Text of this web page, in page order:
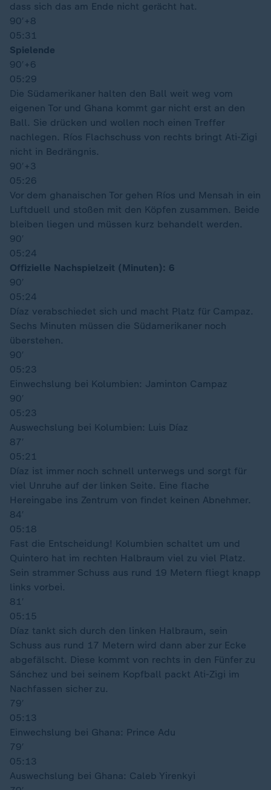
dass sich das am Ende nicht gerächt hat.
90′ +8
05:31
Spielende
90′ +6
05:29
Die Südamerikaner halten den Ball weit weg vom
eigenen Tor und Ghana kommt gar nicht erst an den
Ball. Sie drücken und wollen noch einen Treffer
nachlegen. Ríos Flachschuss von rechts bringt Ati-Zigi
nicht in Bedrängnis.
90′ +3
05:26
Vor dem ghanaischen Tor gehen Ríos und Mensah in ein
Luftduell und stoßen mit den Köpfen zusammen. Beide
bleiben liegen und müssen kurz behandelt werden.
90′
05:24
Offizielle Nachspielzeit (Minuten): 6
90′
05:24
Díaz verabschiedet sich und macht Platz für Campaz.
Sechs Minuten müssen die Südamerikaner noch
überstehen.
90′
05:23
Einwechslung bei Kolumbien: Jaminton Campaz
90′
05:23
Auswechslung bei Kolumbien: Luis Díaz
87′
05:21
Díaz ist immer noch schnell unterwegs und sorgt für
viel Unruhe auf der linken Seite. Eine flache
Hereingabe ins Zentrum von findet keinen Abnehmer.
84′
05:18
Fast die Entscheidung! Kolumbien schaltet um und
Quintero hat im rechten Halbraum viel zu viel Platz.
Sein strammer Schuss aus rund 19 Metern fliegt knapp
links vorbei.
81′
05:15
Díaz tankt sich durch den linken Halbraum, sein
Schuss aus rund 17 Metern wird dann aber zur Ecke
abgefälscht. Diese kommt von rechts in den Fünfer zu
Sánchez und bei seinem Kopfball packt Ati-Zigi im
Nachfassen sicher zu.
79′
05:13
Einwechslung bei Ghana: Prince Adu
79′
05:13
Auswechslung bei Ghana: Caleb Yirenkyi